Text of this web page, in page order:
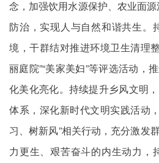
念，加强饮用水源保护、农业面
防治，实现人与自然和谐共生。
境，干群结对推进环境卫生清理
丽庭院”“美家美妇”等评选活动，
化美化亮化。持续提升乡风文明
体系，深化新时代文明实践活动
习、树新风”相关行动，充分激发
力更生、艰苦奋斗的内生动力，